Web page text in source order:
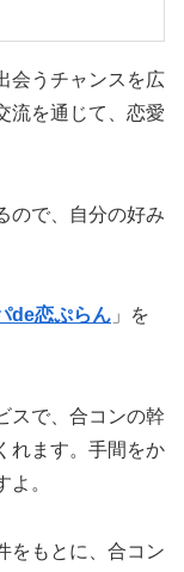
会うチャンスを広
流を通じて、恋愛
ので、自分の好み
de恋ぷらん 」を
スで、合コンの幹
ます。 手間をか
よ。
をもとに、合コン